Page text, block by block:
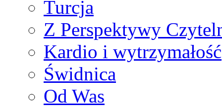
Turcja
Z Perspektywy
Kardio i wytrzymałość
Świdnica
Od Was